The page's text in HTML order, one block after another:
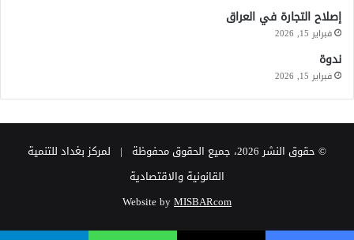
إصلاح التجارة في العراق
فبراير 15, 2026
ندوة
فبراير 15, 2026
© حقوق النشر 2026، جميع الحقوق محفوظة | لمركز بغداد للتنمية
القانونية والاقتصادية
Website byMISBARcom